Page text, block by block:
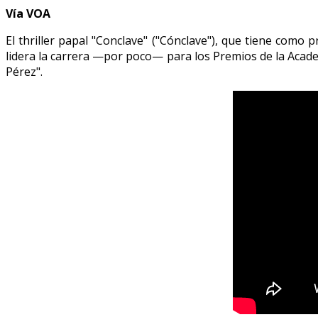
Vía VOA
El thriller papal "Conclave" ("Cónclave"), que tiene
lidera la carrera —por poco— para los Premios de la
Pérez".